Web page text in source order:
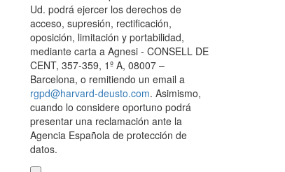
Ud. podrá ejercer los derechos de
acceso, supresión, rectificación,
oposición, limitación y portabilidad,
mediante carta a Agnesi - CONSELL DE
CENT, 357-359, 1º A, 08007 –
Barcelona, o remitiendo un email a
rgpd@harvard-deusto.com. Asimismo,
cuando lo considere oportuno podrá
presentar una reclamación ante la
Agencia Española de protección de
datos.